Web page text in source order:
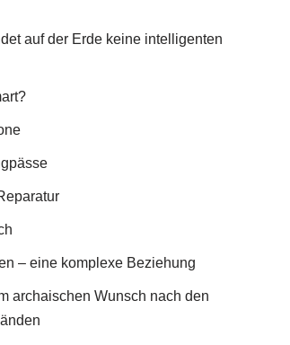
auf der Erde keine intelligenten
– eine komplexe Beziehung
archaischen Wunsch nach den